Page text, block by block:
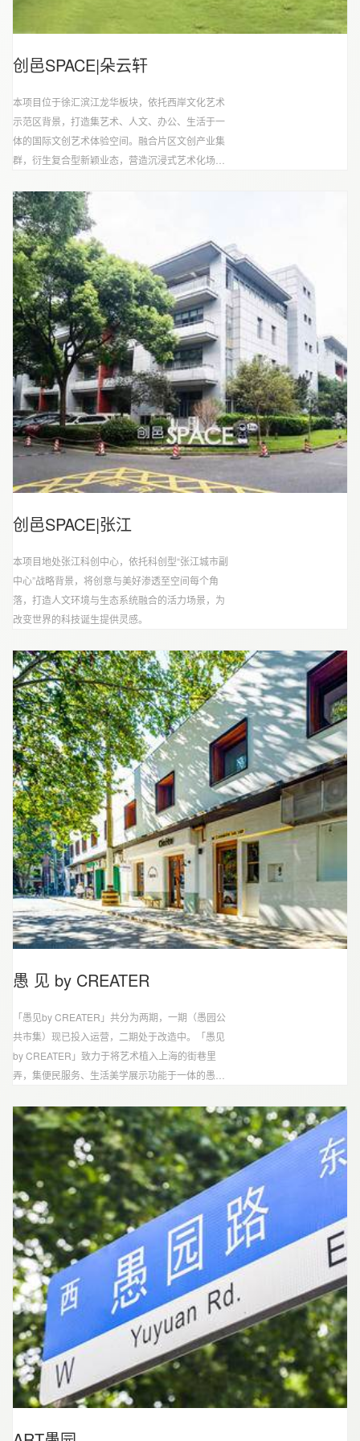
创邑SPACE|朵云轩
本项目位于徐汇滨江龙华板块，依托西岸文化艺术
示范区背景，打造集艺术、人文、办公、生活于一
体的国际文创艺术体验空间。融合片区文创产业集
群，衍生复合型新颖业态，营造沉浸式艺术化场
创邑SPACE|张江
本项目地处张江科创中心，依托科创型“张江城市副
中心”战略背景，将创意与美好渗透至空间每个角
落，打造人文环境与生态系统融合的活力场景，为
改变世界的科技诞生提供灵感。
愚 见 by CREATER
「愚见by CREATER」共分为两期，一期（愚园公
共市集）现已投入运营，二期处于改造中。「愚见
by CREATER」致力于将艺术植入上海的街巷里
弄，集便民服务、生活美学展示功能于一体的愚园
有机融合，呈现、述说、传递更有温度的社区历
史、城市精神以及人文关怀。首次携手刘海粟美术
馆、建筑师张海翱协力共建的 “粟上海社区美术馆”更
成为该项目一大亮点，这一有着烟火气的艺术空间
成为“社区营造计划”首例。